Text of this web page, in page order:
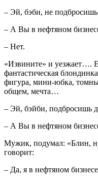
– Эй, бэби, не
– А Вы в нефтяном
– Нет.
«Извините» и уезжает….
фантастическая
фигура, мини-юбка,
общем, мечта…
– Эй, бэйби, подбросишь
– А Вы в нефтяном
Мужик, подумал: «Блин,
говорит:
– Да, я в нефтяном